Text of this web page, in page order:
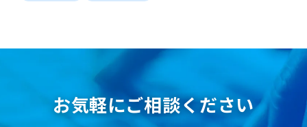
お気軽にご相談ください